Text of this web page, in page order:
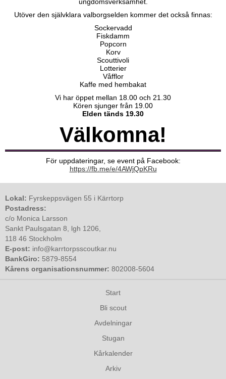
Utöver den självklara valborgselden kommer det också finnas:
Sockervadd
Fiskdamm
Popcorn
Korv
Scouttivoli
Lotterier
Våfflor
Kaffe med hembakat
Vi har öppet mellan 18.00 och 21.30
Kören sjunger från 19.00
Elden tänds 19.30
Välkomna!
För uppdateringar, se event på Facebook:
https://fb.me/e/4AWjQpKRu
Lokal: Fyrskeppsvägen 55 i Kärrtorp
Postadress:
c/o Monica Larsson
Sankt Paulsgatan 8, lgh 1206,
118 46 Stockholm
E-post: info@karrtorpsscoutkar.nu
BankGiro: 5879-8554
Kårens organisationsnummer: 802008-5604
Start
Bli scout
Avdelningar
Stugan
Kårkalender
Arkiv